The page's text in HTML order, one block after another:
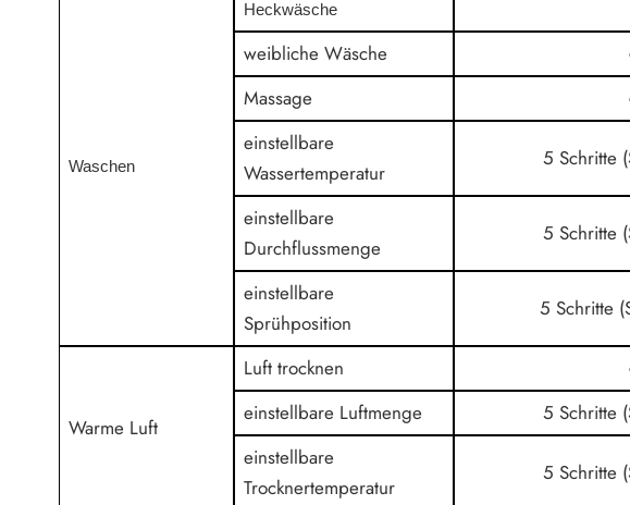
Waschen
Heckwäsche
weibliche Wäsche
Massage
einstellbare
Wassertemperatur
5 Schritte
einstellbare
Durchflussmenge
5 Schritte
einstellbare
Sprühposition
5 Schritte
Warme Luft
Luft trocknen
einstellbare Luftmenge
5 Schritte
einstellbare
Trocknertemperatur
5 Schritte